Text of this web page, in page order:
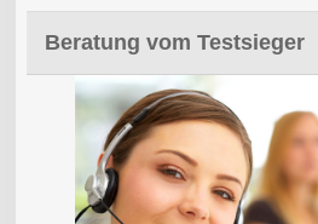
Beratung vom Testsieger